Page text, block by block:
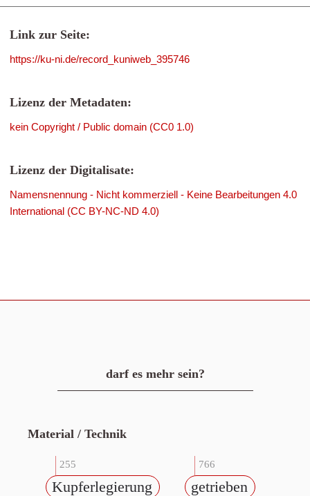
Link zur Seite:
https://ku-ni.de/record_kuniweb_395746
Lizenz der Metadaten:
kein Copyright / Public domain (CC0 1.0)
Lizenz der Digitalisate:
Namensnennung - Nicht kommerziell - Keine Bearbeitungen 4.0
International (CC BY-NC-ND 4.0)
darf es mehr sein?
Material / Technik
255
Kupferlegierung
766
getrieben